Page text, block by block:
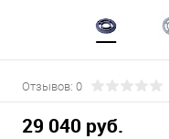
Отзывов: 0
29 040 руб.